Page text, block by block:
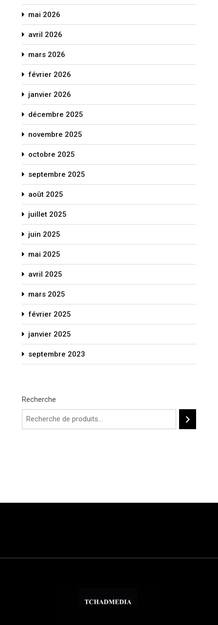
mai 2026
avril 2026
mars 2026
février 2026
janvier 2026
décembre 2025
novembre 2025
octobre 2025
septembre 2025
août 2025
juillet 2025
juin 2025
mai 2025
avril 2025
mars 2025
février 2025
janvier 2025
septembre 2023
Recherche